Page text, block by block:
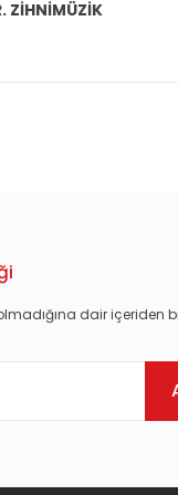
ZİHNİMÜZİK
dair içeriden